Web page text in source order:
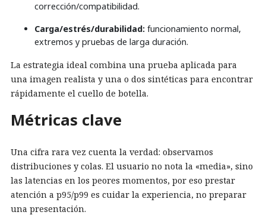
corrección/compatibilidad.
Carga/estrés/durabilidad: funcionamiento normal,
extremos y pruebas de larga duración.
La estrategia ideal combina una prueba aplicada para
una imagen realista y una o dos sintéticas para encontrar
rápidamente el cuello de botella.
Métricas clave
Una cifra rara vez cuenta la verdad: observamos
distribuciones y colas. El usuario no nota la «media», sino
las latencias en los peores momentos, por eso prestar
atención a p95/p99 es cuidar la experiencia, no preparar
una presentación.